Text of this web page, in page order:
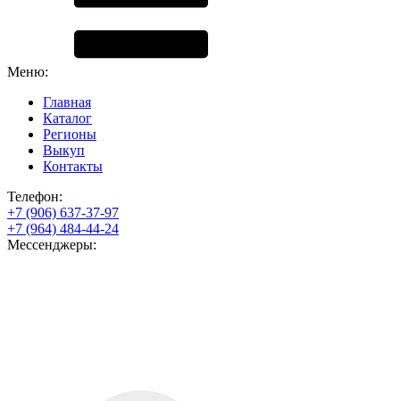
Меню:
Главная
Каталог
Регионы
Выкуп
Контакты
Телефон:
+7 (906) 637-37-97
+7 (964) 484-44-24
Мессенджеры: